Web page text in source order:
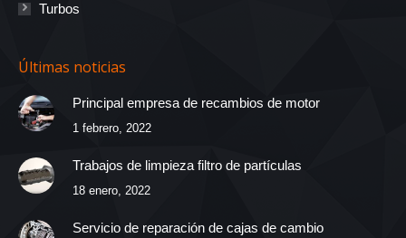
Turbos
Últimas noticias
Principal empresa de recambios de motor
1 febrero, 2022
Trabajos de limpieza filtro de partículas
18 enero, 2022
Servicio de reparación de cajas de cambio